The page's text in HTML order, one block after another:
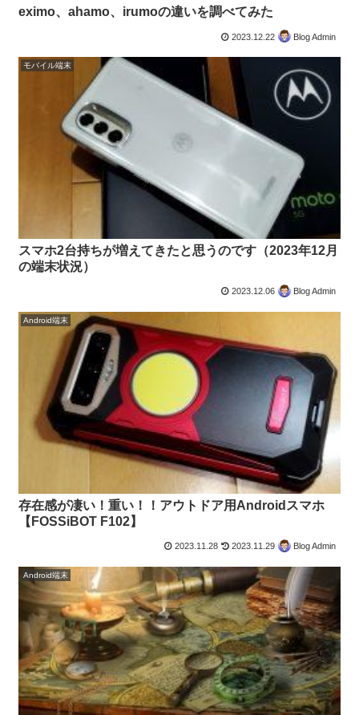
eximo、ahamo、irumoの違いを調べてみた
2023.12.22 Blog Admin
モバイル端末
スマホ2台持ちが増えてきたと思うのです（2023年12月
の端末状況）
2023.12.06 Blog Admin
Android端末
存在感が凄い！重い！！アウトドア用Androidスマホ
【FOSSiBOT F102】
2023.11.28 2023.11.29 Blog Admin
Android端末